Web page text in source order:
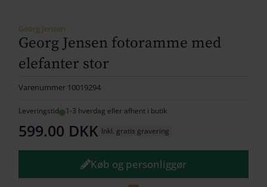
Georg Jensen
Georg Jensen fotoramme med
elefanter stor
Varenummer 10019294
Leveringstid 1-3 hverdag eller afhent i butik
599.00 DKK Inkl. gratis gravering
Køb og personliggør